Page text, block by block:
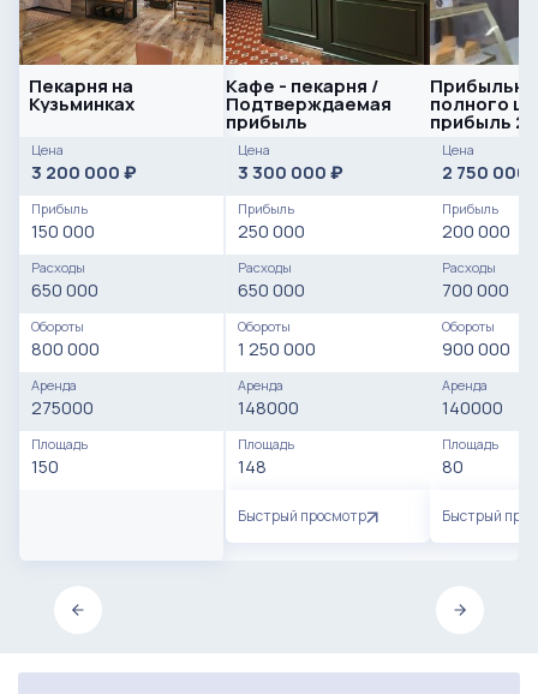
Пекарня на
Кузьминках
Цена
3 200 000 ₽
Прибыль
150 000
Расходы
650 000
Обороты
800 000
Аренда
275000
Площадь
150
Кафе - пекарня /
Подтверждаемая
прибыль
Цена
3 300 000 ₽
Прибыль
250 000
Расходы
650 000
Обороты
1 250 000
Аренда
148000
Площадь
148
Быстрый просмотр
полного
прибыль
Цена
2 750 000
Прибыль
200 000
Расходы
700 000
Обороты
900 000
Аренда
140000
Площадь
80
Быстрый